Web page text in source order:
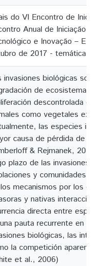
do VI Encontro de
Anual de Iniciação
e Inovação –
de 2017 - temática
invasiones biológicas
de ecosistemas
descontrolada
como vegetales
las especies
causa de pérdida de
& Rejmanek,
plazo de las invasiones
y comunidades
mecanismos por los
y nativas
directa entre
pauta recurrente en
biológicas, las
la competición
et al., 2006)